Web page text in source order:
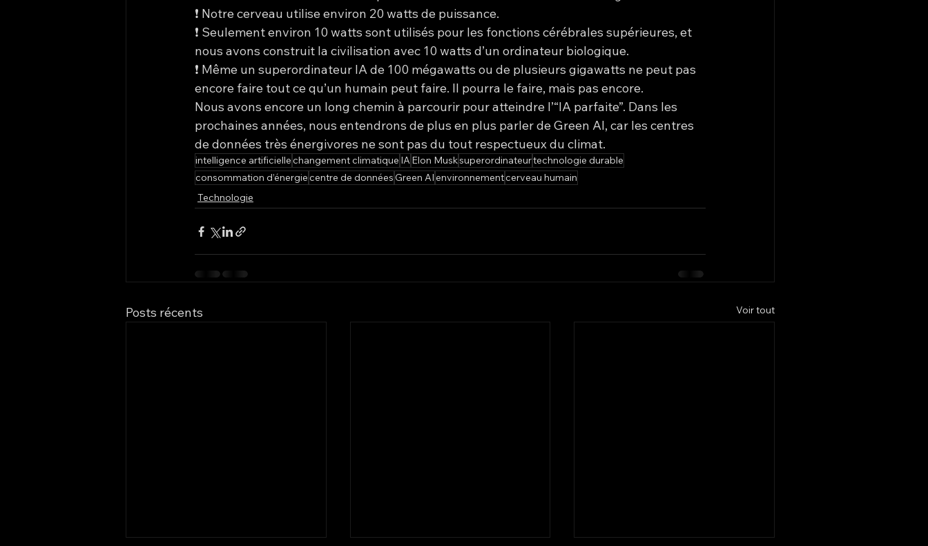
❗ Notre cerveau utilise environ 20 watts de puissance.
❗ Seulement environ 10 watts sont utilisés pour les fonctions cérébrales supérieures, et
nous avons construit la civilisation avec 10 watts d’un ordinateur biologique.
❗ Même un superordinateur IA de 100 mégawatts ou de plusieurs gigawatts ne peut pas
encore faire tout ce qu’un humain peut faire. Il pourra le faire, mais pas encore.
Nous avons encore un long chemin à parcourir pour atteindre l’“IA parfaite”. Dans les
prochaines années, nous entendrons de plus en plus parler de Green AI, car les centres
de données très énergivores ne sont pas du tout respectueux du climat.
intelligence artificiellechangement climatique IAElon Musksuperordinateurtechnologie durable
consommation d’énergiecentre de donnéesGreen AIenvironnementcerveau humain
Technologie
Posts récents Voir tout